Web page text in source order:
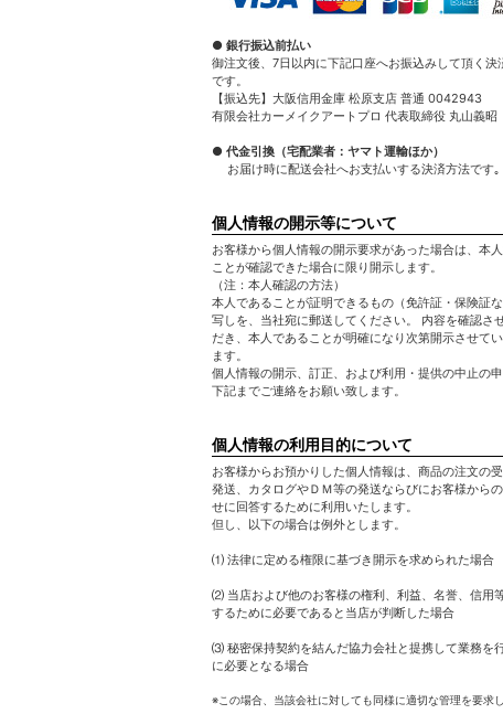
● 銀行振込前払い
御注文後、7日以内に下記口座へお振込みして頂く決
です。
【振込先】大阪信用金庫 松原支店 普通 0042943
有限会社カーメイクアートプロ 代表取締役 丸山義昭
● 代金引換（宅配業者：ヤマト運輸ほか）
お届け時に配送会社へお支払いする決済方法です｡
個人情報の開示等について
お客様から個人情報の開示要求があった場合は、本
ことが確認できた場合に限り開示します。
（注：本人確認の方法）
本人であることが証明できるもの（免許証・保険証
写しを、当社宛に郵送してください。 内容を確認さ
だき、本人であることが明確になり次第開示させて
ます。
個人情報の開示、訂正、および利用・提供の中止の
下記までご連絡をお願い致します。
個人情報の利用目的について
お客様からお預かりした個人情報は、商品の注文の
発送、カタログやＤＭ等の発送ならびにお客様から
せに回答するために利用いたします。
但し、以下の場合は例外とします。
⑴ 法律に定める権限に基づき開示を求められた場合
⑵ 当店および他のお客様の権利、利益、名誉、信用
するために必要であると当店が判断した場合
⑶ 秘密保持契約を結んだ協力会社と提携して業務を
に必要となる場合
※この場合、当該会社に対しても同様に適切な管理を要求し